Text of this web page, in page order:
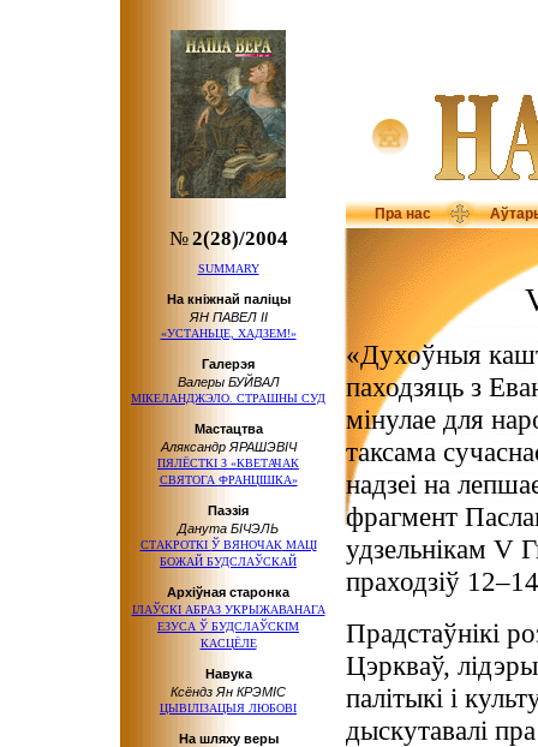
Пра нас
№2(28)/2004
SUMMARY
На кніжнай паліцы
ЯН ПАВЕЛ ІІ
«УСТАНЬЦЕ, ХАДЗЕМ!»
Галерэя
Валеры БУЙВАЛ
МІКЕЛАНДЖЭЛО. СТРАШНЫ СУД
Мастацтва
Аляксандр ЯРАШЭВІЧ
ПЯЛЁСТКІ З «КВЕТАЧАК
СВЯТОГА ФРАНЦІШКА»
Паэзія
Данута БІЧЭЛЬ
СТАКРОТКІ Ў ВЯНОЧАКМАЦІ
БОЖАЙ БУДСЛАЎСКАЙ
Архіўная старонка
ІЛАЎСКІ АБРАЗ УКРЫЖАВАНАГА
ЕЗУСА Ў БУДСЛАЎСКІМ
КАСЦЁЛЕ
Навука
Ксёндз Ян КРЭМІС
ЦЫВІЛІЗАЦЫЯ ЛЮБОВІ
На шляху веры
«Духоўныя
паходзяць з
мінулае для
таксама
надзеі на
фрагмент
удзельнікам V
праходзіў
Прадстаўнікі
Цэркваў,
палітыкі і
дыскутавалі